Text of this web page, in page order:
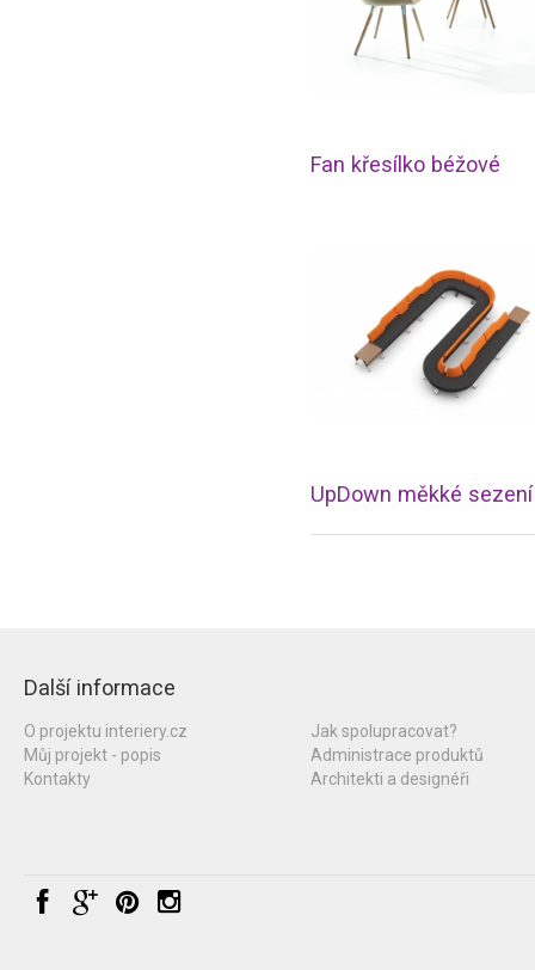
Fan křesílko béžové
UpDown měkké sezení
Další informace
O projektu interiery.cz
Můj projekt - popis
Kontakty
Jak spolupracovat?
Administrace produktů
Architekti a designéři